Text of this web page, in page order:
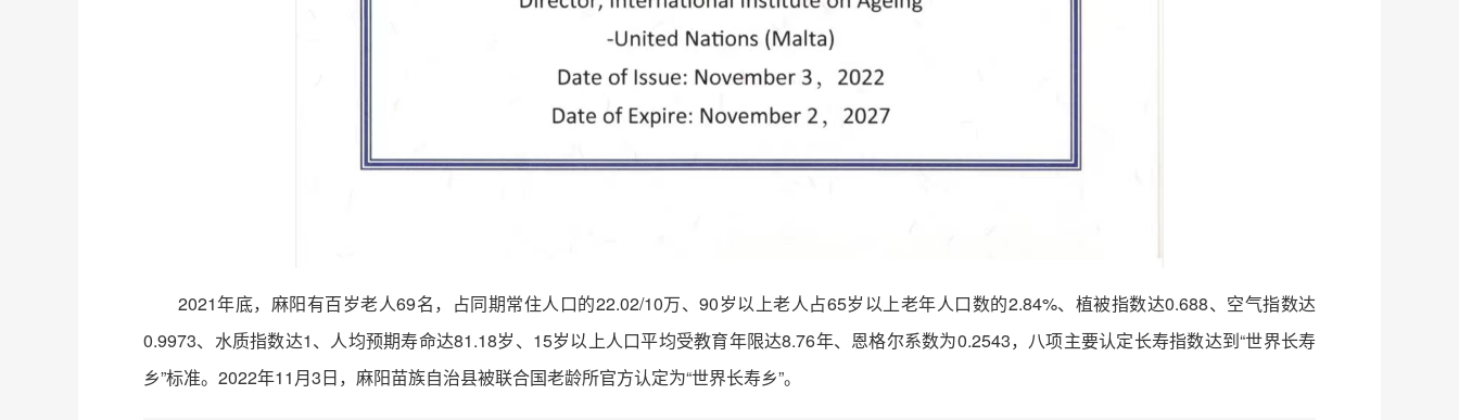
2021年底，麻阳有百岁老人69名，占同期常住人口的22.02/10万、90岁以上老人占65岁以上老年人口数的2.84%、植被指数达0.688、空气指数达
0.9973、水质指数达1、人均预期寿命达81.18岁、15岁以上人口平均受教育年限达8.76年、恩格尔系数为0.2543，八项主要认定长寿指数达到“世界长寿
乡”标准。2022年11月3日，麻阳苗族自治县被联合国老龄所官方认定为“世界长寿乡”。